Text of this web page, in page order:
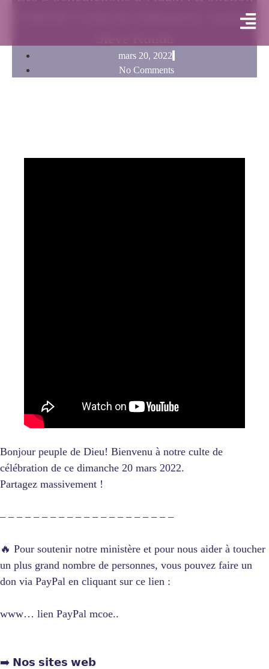
PARAH | Culte de célébration | Apôtre
mars 20, 2022
No Comments
Bonjour peuple de Dieu! Bienvenu à notre culte de
célébration de ce dimanche 20 mars 2022.
Partagez massivement !
– – – – – – – – – – – – – – – – – – – – –
🔥 Pour soutenir notre ministère et pour nous aider à toucher
un plus grand nombre de personnes, vous pouvez faire un
don via PayPal en cliquant sur ce lien :
www… lien PayPal mcoe..
➡️ 𝗡𝗼𝘀 𝘀𝗶𝘁𝗲𝘀 𝘄𝗲𝗯